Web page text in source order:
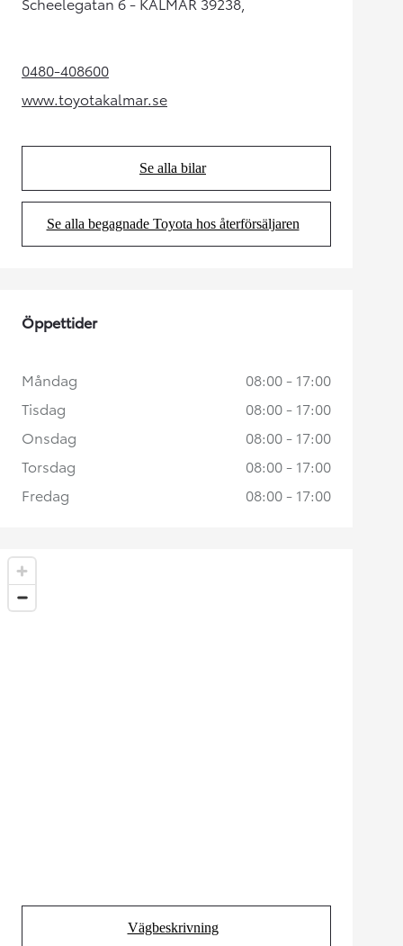
0480-408600(Opens in new tab)
www.toyotakalmar.se
(Opens in new tab)
Se alla bilar
(Opens in new tab)
Se alla begagnade Toyota hos återförsäljaren
(Opens in new tab)
Vägbeskrivning
(Opens in new tab)
Öppettider
Måndag
08:00 - 17:00
Tisdag
08:00 - 17:00
Onsdag
08:00 - 17:00
Torsdag
08:00 - 17:00
Fredag
08:00 - 17:00